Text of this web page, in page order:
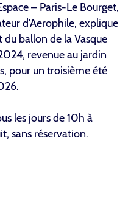
– Paris-Le Bourget,
d’Aerophile, explique
ballon de la Vasque
revenue au jardin
pour un troisième été
les jours de 10h à
sans réservation.